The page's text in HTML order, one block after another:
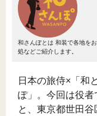
和さんぽとは 和装で各地を
処などご紹介します。
日本の旅侍×「和
ぽ」。今回は役
と、東京都世田